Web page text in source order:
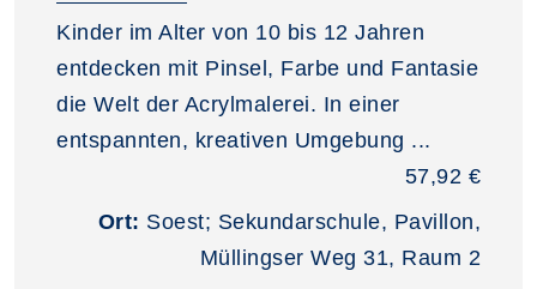
Kinder im Alter von 10 bis 12 Jahren
entdecken mit Pinsel, Farbe und Fantasie
die Welt der Acrylmalerei. In einer
entspannten, kreativen Umgebung ...
57,92 €
Ort: Soest; Sekundarschule, Pavillon,
Müllingser Weg 31, Raum 2